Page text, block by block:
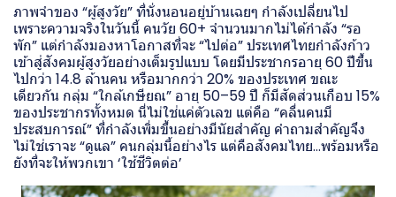
ภาพจำของ “ผู้สูงวัย” ที่นั่งนอนอยู่บ้านเฉยๆ กำลังเปลี่ยนไป
เพราะความจริงในวันนี้ คนวัย 60+ จำนวนมากไม่ได้กำลัง “รอ
พัก” แต่กำลังมองหาโอกาสที่จะ “ไปต่อ” ประเทศไทยกำลังก้าว
เข้าสู่สังคมผู้สูงวัยอย่างเต็มรูปแบบ โดยมีประชากรอายุ 60 ปีขึ้น
ไปกว่า 14.8 ล้านคน หรือมากกว่า 20% ของประเทศ ขณะ
เดียวกัน กลุ่ม “ใกล้เกษียณ” อายุ 50–59 ปี ก็มีสัดส่วนเกือบ 15%
ของประชากรทั้งหมด นี่ไม่ใช่แค่ตัวเลข แต่คือ “คลื่นคนมี
ประสบการณ์” ที่กำลังเพิ่มขึ้นอย่างมีนัยสำคัญ คำถามสำคัญจึง
ไม่ใช่เราจะ “ดูแล” คนกลุ่มนี้อย่างไร แต่คือสังคมไทย…พร้อมหรือ
ยังที่จะให้พวกเขา ‘ใช้ชีวิตต่อ’